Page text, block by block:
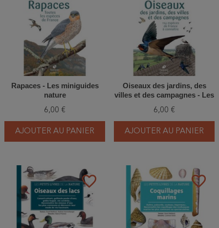
Rapaces - Les miniguides
nature
6,00 €
AJOUTER AU PANIER
Oiseaux des jardins, des
villes et des campagnes - Les
6,00 €
AJOUTER AU PANIER
favorite_border favorite_border